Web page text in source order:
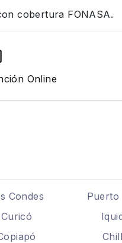
cobertura FONASA.
Online
Condes
Curicó